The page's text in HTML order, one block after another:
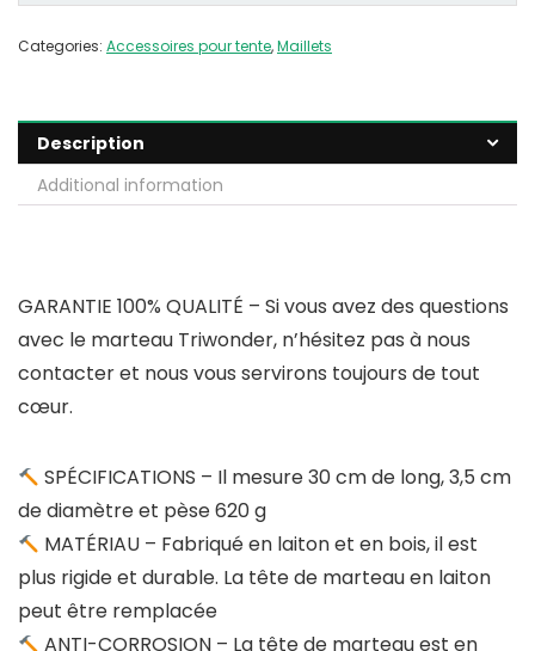
Categories: Accessoires pour tente,Maillets
Description
Additional information
GARANTIE 100% QUALITÉ – Si vous avez des questions
avec le marteau Triwonder, n’hésitez pas à nous
contacter et nous vous servirons toujours de tout
cœur.
SPÉCIFICATIONS – Il mesure 30 cm de long, 3,5 cm
de diamètre et pèse 620 g
MATÉRIAU – Fabriqué en laiton et en bois, il est
plus rigide et durable. La tête de marteau en laiton
peut être remplacée
ANTI-CORROSION – La tête de marteau est en